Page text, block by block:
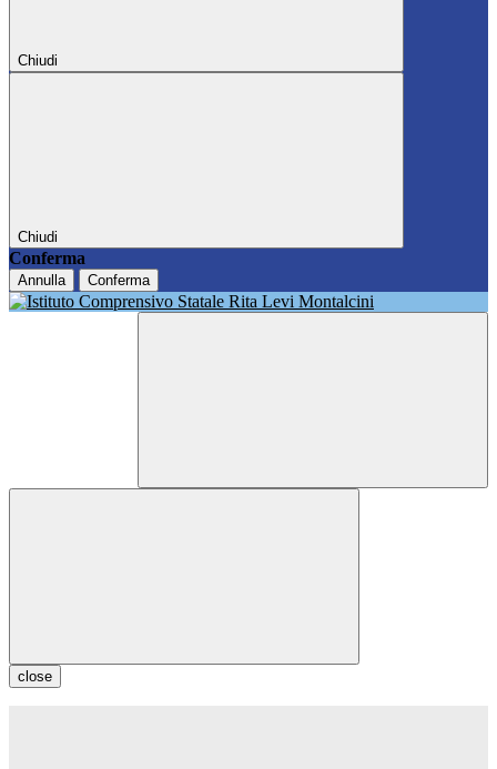
Chiudi
Chiudi
Conferma
Annulla Conferma
close